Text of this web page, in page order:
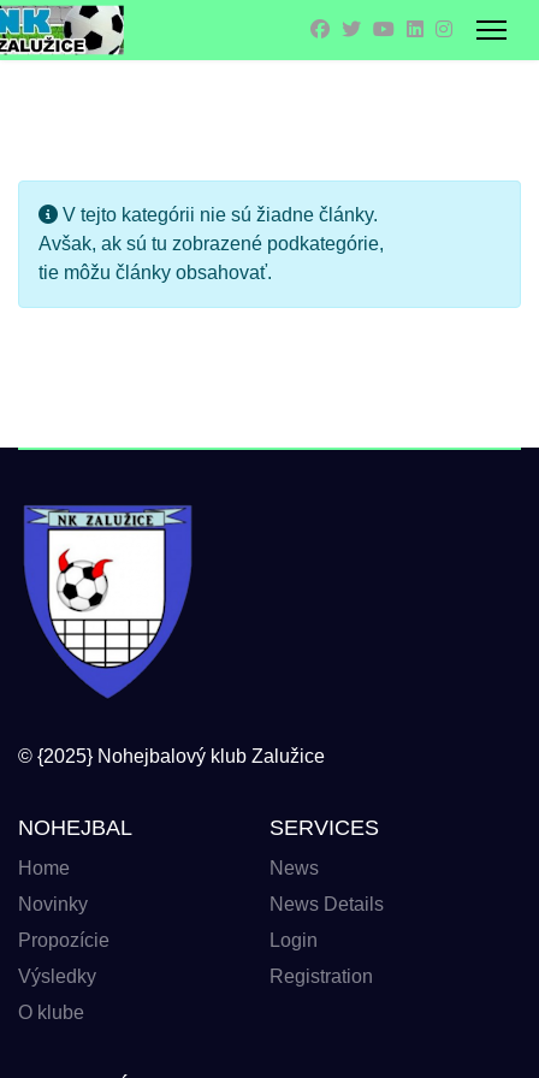
Info
V tejto kategórii nie sú žiadne články.
Avšak, ak sú tu zobrazené podkategórie,
tie môžu články obsahovať.
© {2025} Nohejbalový klub Zalužice
NOHEJBAL
Home
Novinky
Propozície
Výsledky
O klube
SERVICES
News
News Details
Login
Registration